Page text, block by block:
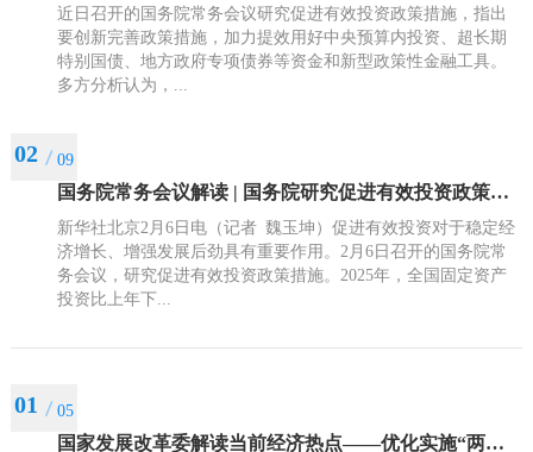
近日召开的国务院常务会议研究促进有效投资政策措施，指出
要创新完善政策措施，加力提效用好中央预算内投资、超长期
特别国债、地方政府专项债券等资金和新型政策性金融工具。
多方分析认为，...
02 09
国务院常务会议解读 | 国务院研究促进有效投资政策措施
新华社北京2月6日电（记者 魏玉坤）促进有效投资对于稳定经
济增长、增强发展后劲具有重要作用。2月6日召开的国务院常
务会议，研究促进有效投资政策措施。2025年，全国固定资产
投资比上年下...
01 05
国家发展改革委解读当前经济热点——优化实施“两新”政策“两重”项目